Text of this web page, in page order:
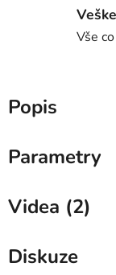
Vše
Popis
Parametry
Videa (2)
Diskuze